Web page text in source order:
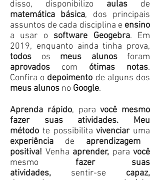
disso, disponibilizo aulas de
matemática básica, dos principais
assuntos de cada disciplina e ensino
a usar o software Geogebra. Em
2019, enquanto ainda tinha prova,
todos os meus alunosforam
aprovados com ótimas notas.
Confira o depoimento de alguns dos
meus alunos no Google.
Aprenda rápido, paravocê mesmo
fazer suas atividades. Meu
método te possibilita vivenciar uma
experiência de aprendizagem
positiva! Venha aprender, para você
mesmo fazer suas
atividades, sentir-se capaz,